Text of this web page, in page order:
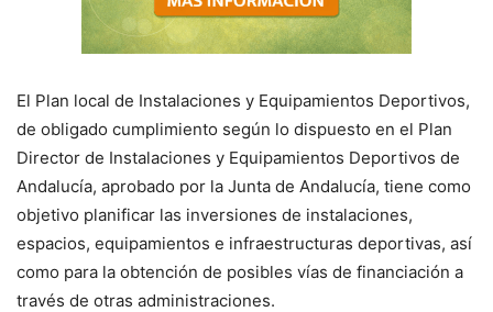
El Plan local de Instalaciones y Equipamientos Deportivos,
de obligado cumplimiento según lo dispuesto en el Plan
Director de Instalaciones y Equipamientos Deportivos de
Andalucía, aprobado por la Junta de Andalucía, tiene como
objetivo planificar las inversiones de instalaciones,
espacios, equipamientos e infraestructuras deportivas, así
como para la obtención de posibles vías de financiación a
través de otras administraciones.